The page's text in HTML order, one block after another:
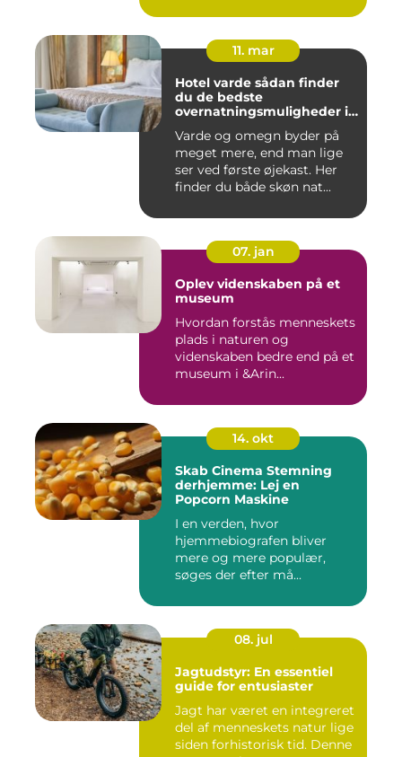
11. mar
Hotel varde sådan finder
du de bedste
overnatningsmuligheder i
Varde og omegn byder på
meget mere, end man lige
ser ved første øjekast. Her
finder du både skøn nat...
07. jan
Oplev videnskaben på et
museum
Hvordan forstås menneskets
plads i naturen og
videnskaben bedre end på et
museum i &Arin...
14. okt
Skab Cinema Stemning
derhjemme: Lej en
Popcorn Maskine
I en verden, hvor
hjemmebiografen bliver
mere og mere populær,
søges der efter må...
08. jul
Jagtudstyr: En essentiel
guide for entusiaster
Jagt har været en integreret
del af menneskets natur lige
siden forhistorisk tid. Denne